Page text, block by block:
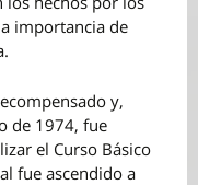
importancia de
y,
de 1974, fue
el Curso Básico
fue ascendido a